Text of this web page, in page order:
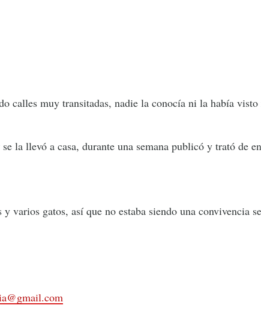
calles muy transitadas, nadie la conocía ni la había visto
la llevó a casa, durante una semana publicó y trató de
varios gatos, así que no estaba siendo una convivencia